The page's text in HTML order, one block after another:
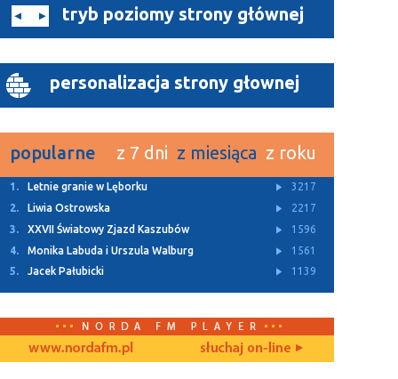
tryb poziomy strony głównej
personalizacja strony głownej
popularne z 7 dni z miesiąca z roku
1. Letnie granie w Lęborku
3217
2.
Liwia Ostrowska
2217
3.
XXVII Światowy Zjazd Kaszubów
1596
4.
Monika Labuda i Urszula Walburg
1561
5.
Jacek Pałubicki 1139